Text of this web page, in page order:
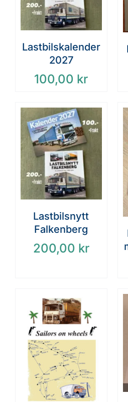
Lastbilskalender
2027
100,00 kr
Lastbilsnytt
Falkenberg
200,00 kr